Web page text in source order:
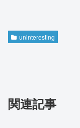
uninteresting
関連記事